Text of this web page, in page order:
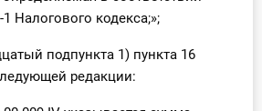
1 Налогового кодекса;»;
подпункта 1) пункта 16
редакции: